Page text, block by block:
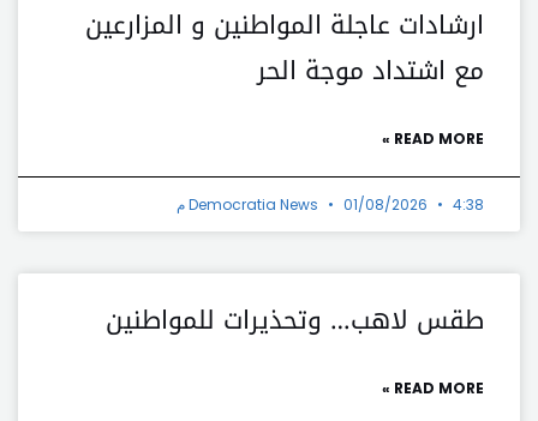
ارشادات عاجلة المواطنين و المزارعين
مع اشتداد موجة الحر
READ MORE »
Democratia News 01/08/2026 4:38 م
طقس لاهب… وتحذيرات للمواطنين
READ MORE »